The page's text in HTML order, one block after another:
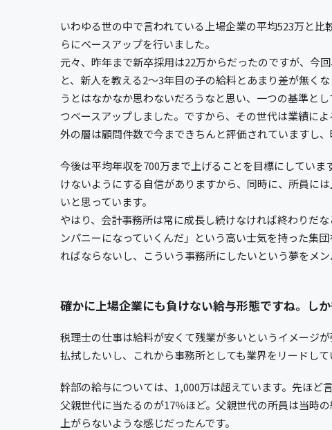
いわゆる世の中で言われている上場企業の平均523万と
らにベースアップを行いました。
元々、昨年まで新卒採用は22万からだったのですが、今
と、新人を教える2～3年目の子の給料とあまり差が無く
うとはなかなか思わないだろうなと思い、一つの基準と
つベースアップしました。ですから、その世代は業績に
外の層は顧問件数で今まできちんと評価されていますし
今後は平均年収を700万まで上げることを目標にしてい
けないようにする自信がありますから、同時に、所員に
いと思っています。
やはり、会計事務所は常に成長し続けなければ終わりだ
ンパニーになっていくんだ」という高い士気を持った集
ればならないし、こういう事務所にしたいという夢をメ
確かに上場企業にも負けない給与形態ですね。し
税理士の仕事は給料が安くて残業が多いというイメージ
払拭したいし、これから事務所としても業界をリードし
幹部の給与については、1,000万は超えています。先ほど
父親世代に当たるのが17％ほど。父親世代の所員は当時
上がらないような感じだったんです。